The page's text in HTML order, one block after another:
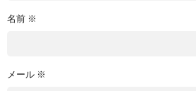
名前 ※
メール ※